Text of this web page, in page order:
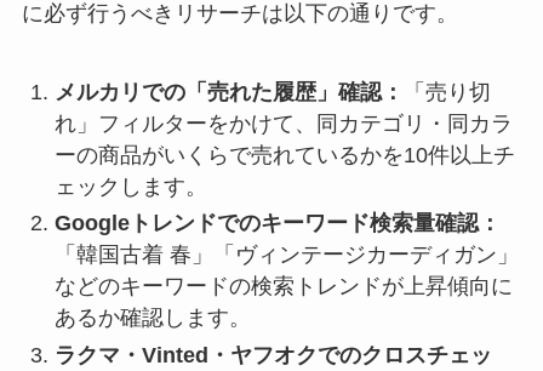
に必ず行うべきリサーチは以下の通りです。
メルカリでの「売れた履歴」確認：
「売り切
れ」フィルターをかけて、同カテゴリ・同カラ
ーの商品がいくらで売れているかを10件以上チ
ェックします。
Googleトレンドでのキーワード検索量確認：
「韓国古着 春」「ヴィンテージカーディガン」
などのキーワードの検索トレンドが上昇傾向に
あるか確認します。
ラクマ・Vinted・ヤフオクでのクロスチェッ